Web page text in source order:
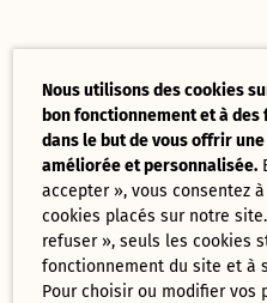
Nous utilisons des cookies
bon fonctionnement et à
dans le but de vous offrir
améliorée et personnalisée.
accepter », vous consentez
cookies placés sur notre
refuser », seuls les cookies
fonctionnement du site et à
Pour choisir ou modifier vos